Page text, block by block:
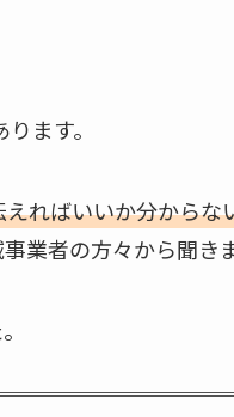
ます。
えればいいか分からな
事業者の方々から聞き